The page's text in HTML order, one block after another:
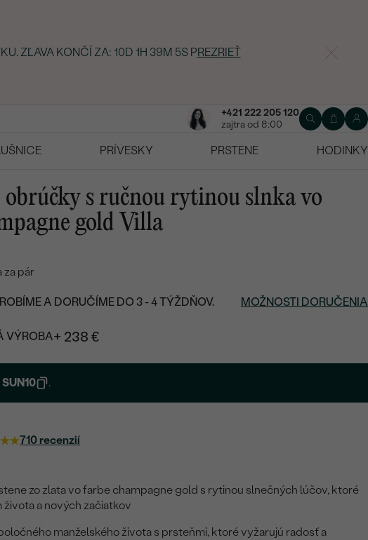
ZĽAVA KONČÍ ZA: 10D 1H 39M 4SPREZRIEŤ
+421 222 205 120
zajtra od 8:00
PRÍVESKY PRSTENE
HODINKY
obrúčky s ručnou rytinou slnka vo
gold Villa
za pár
A DORUČÍME DO 3 - 4 TÝŽDŇOV. MOŽNOSTI DORUČENIA
VÝROBA+ 238 €
SUN10 .
710 recenzií
zo zlata vo farbe champagne gold s rytinou slnečných lúčov, ktoré
života a nových začiatkov
manželského života s prsteňmi, ktoré vyžarujú radosť a